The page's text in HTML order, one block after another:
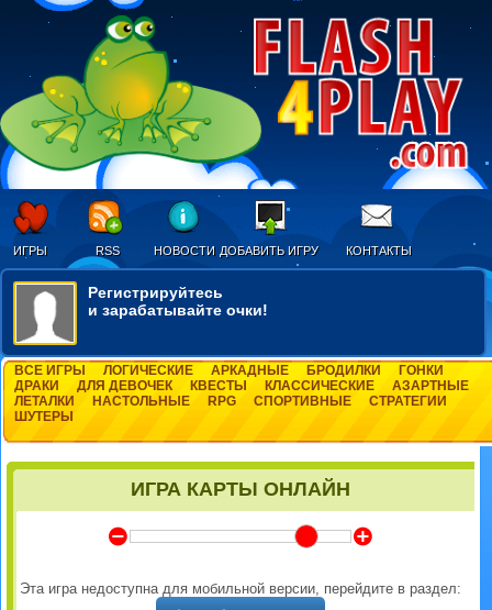
ИГРЫ RSS НОВОСТИ ДОБАВИТЬ ИГРУ КОНТАКТЫ
Регистрируйтесь
и зарабатывайте очки!
ВСЕ ИГРЫ ЛОГИЧЕСКИЕ АРКАДНЫЕ БРОДИЛКИ
ГОНКИ
ДРАКИ
ДЛЯ ДЕВОЧЕК КВЕСТЫ КЛАССИЧЕСКИЕ
АЗАРТНЫЕ
ЛЕТАЛКИ
НАСТОЛЬНЫЕ RPG СПОРТИВНЫЕ
СТРАТЕГИИ
ШУТЕРЫ
ИГРА КАРТЫ ОНЛАЙН
Y Z
Эта игра недоступна для мобильной версии, перейдите в раздел: